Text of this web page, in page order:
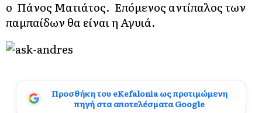
ο Πάνος Ματιάτος. Επόμενος αντίπαλος των
παμπαίδων θα είναι η Αγυιά.
Προσθήκη του eKefalonia ως προτιμώμενη
πηγή στα αποτελέσματα Google